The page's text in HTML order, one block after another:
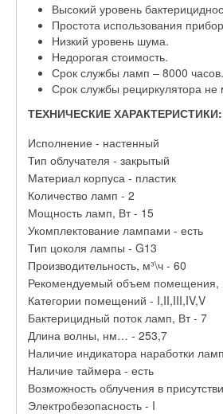
Высокий уровень
Простота использования
Низкий уровень шума.
Недорогая стоимость.
Срок службы ламп – 8000 часов.
Срок службы рециркулятора
ТЕХНИЧЕСКИЕ ХАРАКТЕРИСТИКИ:
Исполнение - настенный
Тип облучателя - закрытый
Материал корпуса - пластик
Количество ламп - 2
Мощность ламп, Вт - 15
Укомплектование лампами - есть
Тип цоколя лампы - G13
Производительность, м³\ч - 60
Рекомендуемый объем помещения,
Категории помещений - I,II,III,IV,V
Бактерицидный поток ламп, Вт - 7
Длина волны, нм… - 253,7
Наличие индикатора наработки
Наличие таймера - есть
Возможность облучения в
Электробезопасность - I